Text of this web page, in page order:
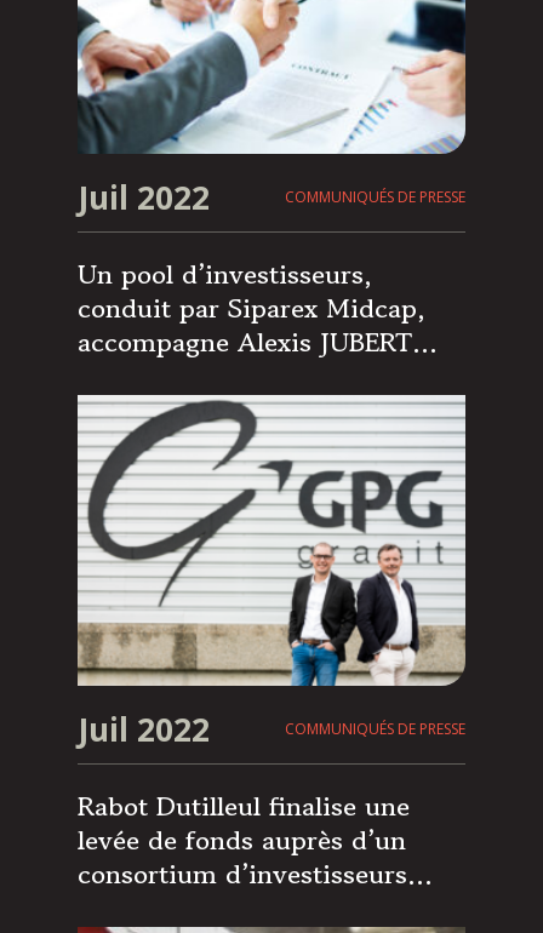
Juil 2022 COMMUNIQUÉS DE PRESSE
Un pool d’investisseurs,
conduit par Siparex Midcap,
accompagne Alexis JUBERT
la reprise du groupe GPG
Granit
Juil 2022 COMMUNIQUÉS DE PRESSE
Rabot Dutilleul finalise une
levée de fonds auprès d’un
consortium d’investisseurs